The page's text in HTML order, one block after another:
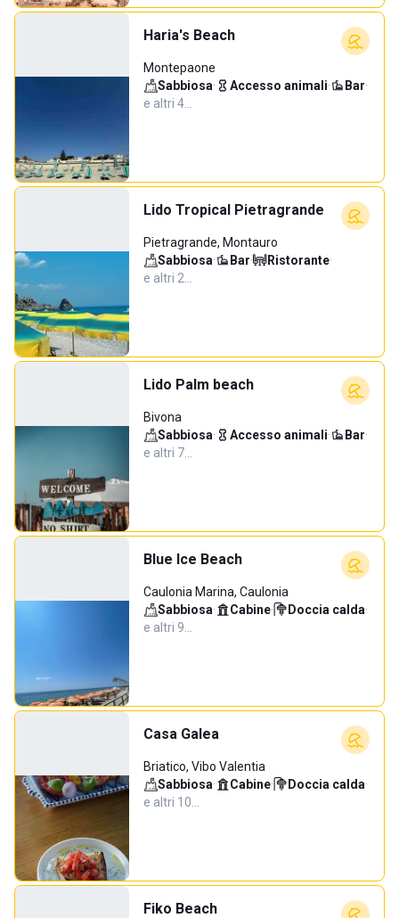
Haria's Beach
Montepaone
Sabbiosa· Accesso animali· Bar·
e altri 4…
Lido Tropical Pietragrande
Pietragrande, Montauro
Sabbiosa· Bar· Ristorante·
e altri 2…
Lido Palm beach
Bivona
Sabbiosa· Accesso animali· Bar·
e altri 7…
Blue Ice Beach
Caulonia Marina, Caulonia
Sabbiosa· Cabine· Doccia calda·
e altri 9…
Casa Galea
Briatico, Vibo Valentia
Sabbiosa· Cabine· Doccia calda·
e altri 10…
Fiko Beach